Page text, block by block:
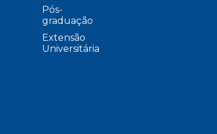
Pós-
graduação
Extensão
Universitária